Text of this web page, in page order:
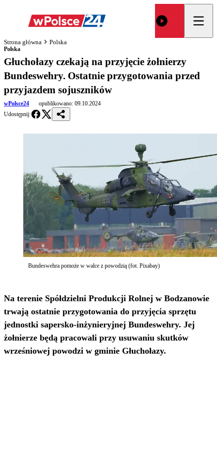
Strona główna Polska
Polska
Głuchołazy czekają na przyjęcie żołnierzy
Bundeswehry. Ostatnie przygotowania przed
przyjazdem sojuszników
wPolsce24 opublikowano: 09.10.2024
Udostępnij:
Bundeswehra pomoże w walce z powodzią (fot. Pixabay)
Na terenie Spółdzielni Produkcji Rolnej w Bodzanowie
trwają ostatnie przygotowania do przyjęcia sprzętu
jednostki sapersko-inżynieryjnej Bundeswehry. Jej
żołnierze będą pracowali przy usuwaniu skutków
wrześniowej powodzi w gminie Głuchołazy.